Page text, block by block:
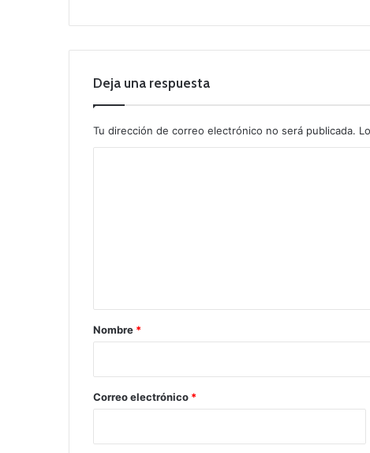
Deja una respuesta
Tu dirección de correo electrónico no será publicada.
r
*
Nombre *
Correo electrónico *